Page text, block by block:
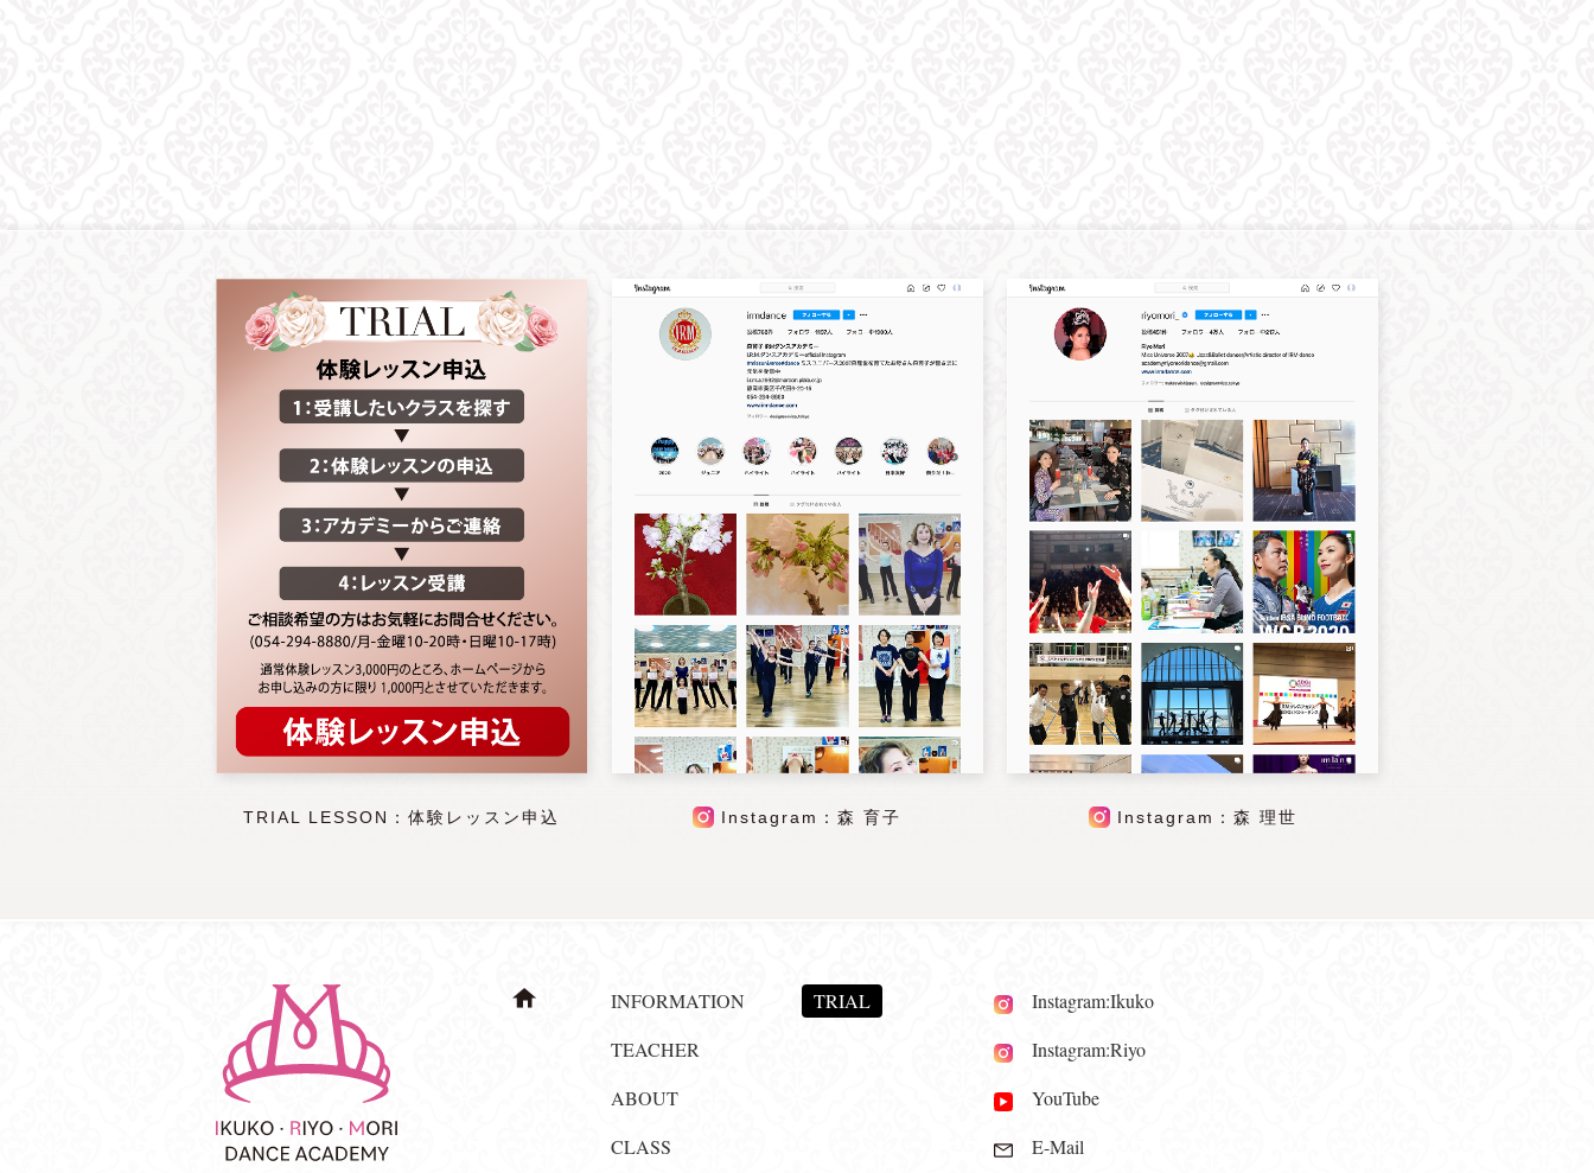
TRIAL LESSON：体験レッスン申込 Instagram：森 育子 Instagram：森 理世
INFORMATION
TEACHER
ABOUT
CLASS
TRIAL
Instagram:Ikuko
Instagram:Riyo
YouTube
E-Mail